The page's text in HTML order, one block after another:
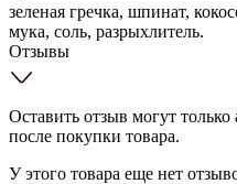
зеленая гречка, шпинат,
мука, соль, разрыхлитель.
Отзывы
Оставить отзыв могут
после покупки товара.
У этого товара еще нет